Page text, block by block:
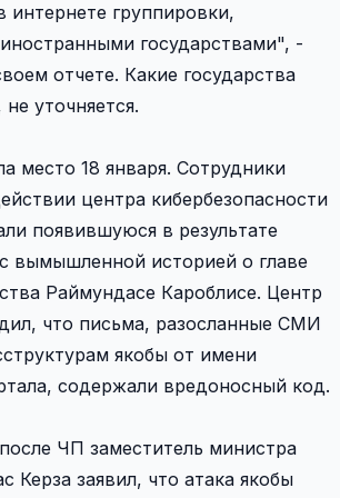
интернете группировки,
государствами", -
отчете. Какие государства
уточняется.
место 18 января. Сотрудники
центра кибербезопасности
появившуюся в результате
вымышленной историей о главе
Раймундасе Кароблисе. Центр
что письма, разосланные СМИ
якобы от имени
содержали вредоносный код.
ЧП заместитель министра
Керза заявил, что атака якобы